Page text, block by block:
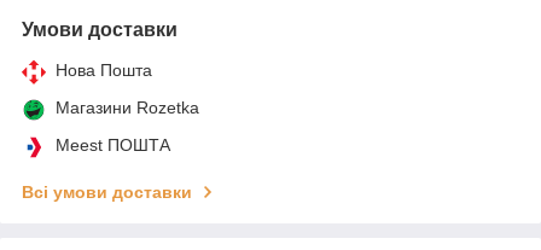
Умови доставки
Нова Пошта
Магазини Rozetka
Meest ПОШТА
Всі умови доставки